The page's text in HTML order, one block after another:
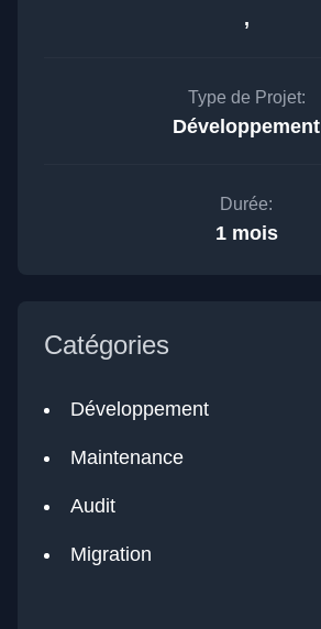
,
Type de Projet:
Développement
Durée:
1 mois
Catégories
Développement
Maintenance
Audit
Migration